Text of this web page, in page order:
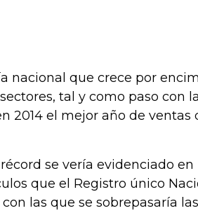
nacional que crece por
tal y como paso con la
2014 el mejor año de ventas
se vería evidenciado en
que el Registro único
las que se sobrepasaría las